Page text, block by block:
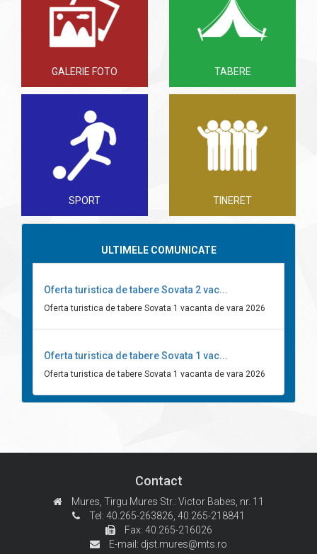
GALERIE FOTO TABERE
SPORT TINERET
ULTIMELE COMUNICATE
Oferta turistica de tabere Sovata 2 vac...
Oferta turistica de tabere Sovata 1 vacanta de vara 2026
Oferta turistica de tabere Sovata 1 vac...
Oferta turistica de tabere Sovata 1 vacanta de vara 2026
Contact
Mures, Tirgu Mures Str.: Victor Babes, nr. 11
Tel: 40.265-263826, 40.265-218841
Fax: 40.265-216026
E-mail: djst.mures@mts.ro